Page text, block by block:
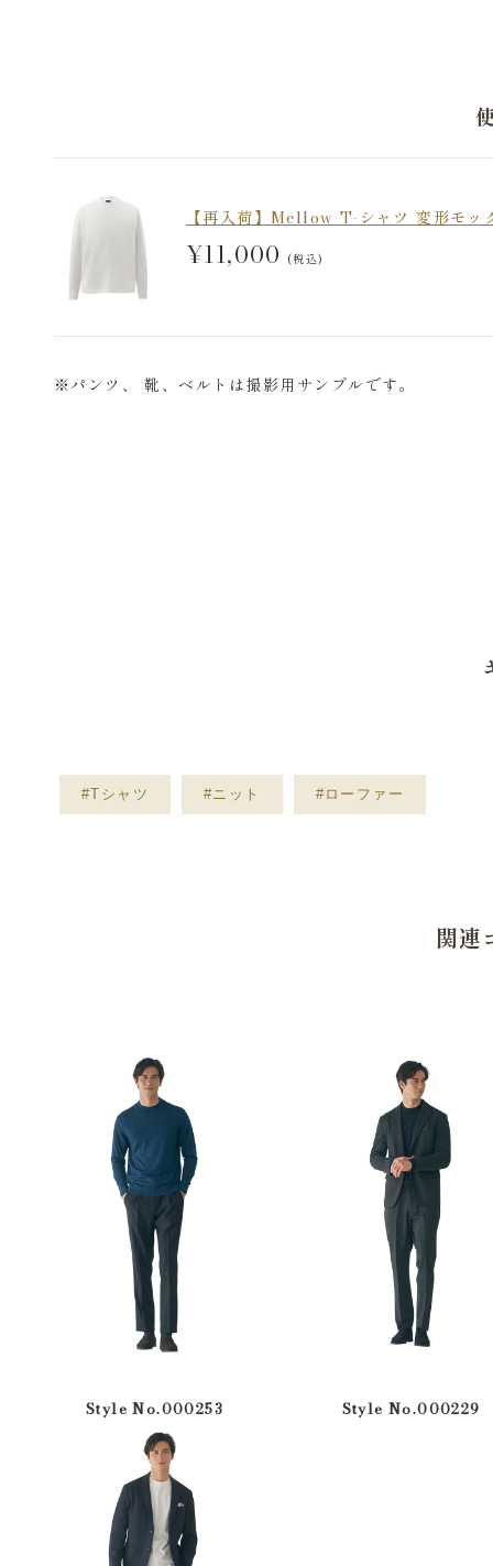
【再入荷】Mellow T-シャツ 変形モ
¥11,000 (税込)
※パンツ、 靴、ベルトは撮影用サンプルです。
#Tシャツ #ニット #ローファー
関連
Style No.000253 Style No.000229